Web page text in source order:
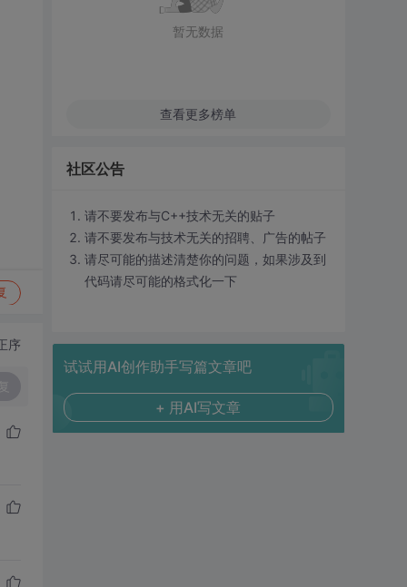
序
暂无数据
查看更多榜单
社区公告
请不要发布与C++技术无关的贴子
请不要发布与技术无关的招聘、广告的帖子
请尽可能的描述清楚你的问题，如果涉及到
代码请尽可能的格式化一下
试试用AI创作助手写篇文章吧
+ 用AI写文章